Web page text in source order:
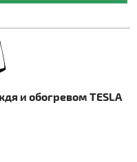
и обогревом TESLA